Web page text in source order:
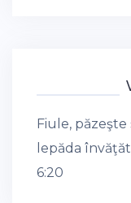
Fiule,
lepăda
6:20